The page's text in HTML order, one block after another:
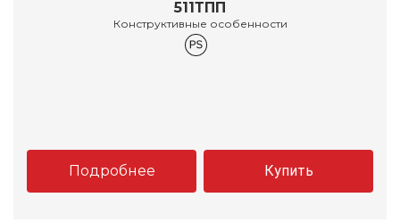
511ТПП
Конструктивные особенности
Подробнее Купить